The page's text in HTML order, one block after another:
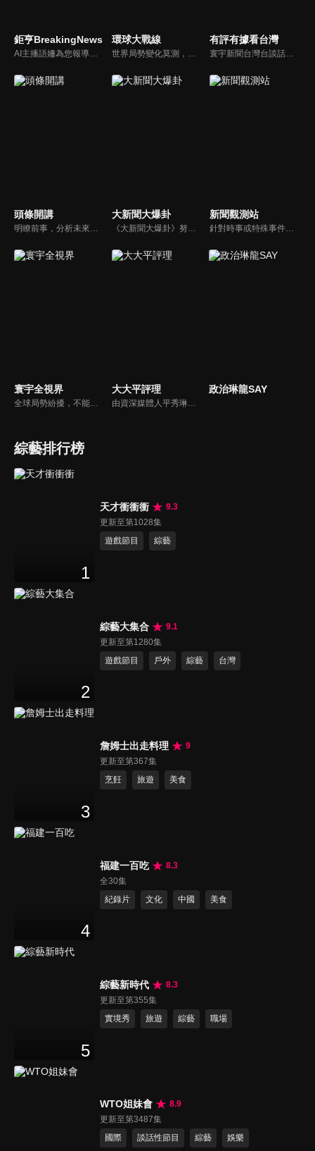
鉅亨BreakingNews
AI主播語姍為您報導【鉅亨Breaking News】！每週播報大事，讓新聞更貼近你！
環球大戰線
世界局勢變化莫測，你我都身在其中，國際之間合縱連橫，外交、政治、經濟、軍事、科技，無所不爭、無所不戰，《環球大戰線》全方位觀點，與您一起剖析戰略，走進環球競爭最前線！
有評有據看台灣
寰宇新聞台灣台談話性節目《有評有據看台灣》節目跳脫來賓演繹的「浮誇情境式政論型態」，改採網路大數據點題，直視分析選情實相，帶您「有評、有據」的遍覽政經大小事。
頭條開講
明瞭前事，分析未來走向，周玉琴告訴您沒想到的大小事背後真相。你不理政治，政治卻未必不會影響你！世界政治勢力結構快速改變，新時代降臨，舊思想如何進化，台灣新思路能否頂得住大國衝擊，最接近民意的聲音，都在《頭條開講》。
大新聞大爆卦
《大新聞大爆卦》努力秉持著監督政府的精神，繼續在網路上努力說出事實。
新聞觀測站
針對時事或特殊事件邀請來賓進行深度探討，或專訪各領域傑出人士。
寰宇全視界
全球局勢紛擾，不能置身事外！主播任明玥主持，嶄新一季《寰宇全視界2.0》，集結各領域重磅嘉賓，犀利評論、深度視角，帶您洞悉世界局勢脈絡，開拓兩岸和國際新視野，《寰宇全視界2.0》，帶給您最具含金量的觀點。
大大平評理
由資深媒體人平秀琳所主持的時事討論節目，針對大眾關心的議題，邀請關鍵人物或意見領袖上節目，從各種角度深入剖析，並藉由多人的觀點交流，讓新聞事件的真相掏深一點，幫助觀眾了解當下最熱門的新聞議題，期使本節目成為台灣理性討論時事的典範。
政治琳龍SAY
綜藝排行榜
1
天才衝衝衝
9.3
更新至第1028集
遊戲節目
綜藝
2
綜藝大集合
9.1
更新至第1280集
遊戲節目
戶外 綜藝 台灣
3
詹姆士出走料理
9
更新至第367集
烹飪
旅遊 美食
4
福建一百吃
8.3
全30集
紀錄片
文化 中國 美食
5
綜藝新時代
8.3
更新至第355集
實境秀
旅遊 綜藝 職場
WTO姐妹會
8.9
更新至第3487集
國際
談話性節目 綜藝 娛樂